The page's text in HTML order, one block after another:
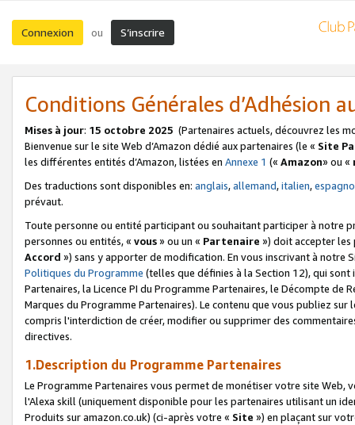
Connexion ou S’inscrire
Conditions Générales d’Adhésion
Mises à jour: 15 octobre 2025 (Partenaires actuels, découvrez les
Bienvenue sur le site Web d’Amazon dédié aux partenaires (le « Site
les différentes entités d’Amazon, listées en Annexe 1 (« Amazon» ou «
Des traductions sont disponibles en: anglais,allemand,italien,
prévaut.
Toute personne ou entité participant ou souhaitant participer à notre
personnes ou entités, « vous» ou un « Partenaire ») doit accepter les
Accord ») sans y apporter de modification. En vous inscrivant à notre
Politiques du Programme (telles que définies à la Section 12), qui
Partenaires, la Licence PI du Programme Partenaires, le Décompte de
Marques du Programme Partenaires). Le contenu que vous publiez
compris l'interdiction de créer, modifier ou supprimer des
directives.
1.Description du Programme Partenaires
Le Programme Partenaires vous permet de monétiser votre site Web,
l'Alexa skill (uniquement disponible pour les partenaires utilisant un
Produits sur amazon.co.uk) (ci-après votre « Site ») en plaçant sur